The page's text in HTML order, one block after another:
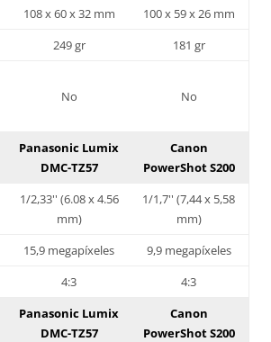
108 x 60 x 32 mm
100 x 59 x 26 mm
249 gr
181 gr
No No
Panasonic Lumix
DMC-TZ57
Canon
PowerShot S200
1/2,33'' (6.08 x 4.56
mm)
1/1,7'' (7,44 x 5,58
mm)
15,9 megapíxeles
9,9 megapíxeles
4:3 4:3
Panasonic Lumix
DMC-TZ57
Canon
PowerShot S200